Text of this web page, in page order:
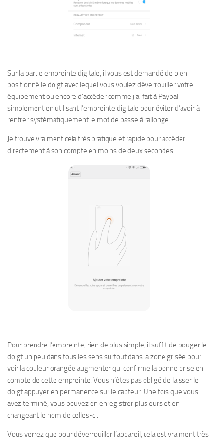
Sur la partie empreinte digitale, il vous est demandé de bien
positionné le doigt avec lequel vous voulez déverrouiller votre
équipement ou encore d’accéder comme j’ai fait à Paypal
simplement en utilisant l’empreinte digitale pour éviter d’avoir à
rentrer systématiquement le mot de passe à rallonge.
Je trouve vraiment cela très pratique et rapide pour accéder
directement à son compte en moins de deux secondes.
Pour prendre l’empreinte, rien de plus simple, il suffit de bouger le
doigt un peu dans tous les sens surtout dans la zone grisée pour
voir la couleur orangée augmenter qui confirme la bonne prise en
compte de cette empreinte. Vous n’êtes pas obligé de laisser le
doigt appuyer en permanence sur le capteur. Une fois que vous
avez terminé, vous pouvez en enregistrer plusieurs et en
changeant le nom de celles-ci.
Vous verrez que pour déverrouiller l’appareil, cela est vraiment très